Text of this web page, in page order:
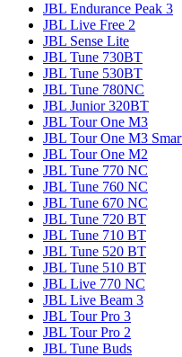
JBL Endurance Peak 3
JBL Live Free 2
JBL Sense Lite
JBL Tune 730BT
JBL Tune 530BT
JBL Tune 780NC
JBL Junior 320BT
JBL Tour One M3
JBL Tour One M3
JBL Tour One M2
JBL Tune 770 NC
JBL Tune 760 NC
JBL Tune 670 NC
JBL Tune 720 BT
JBL Tune 710 BT
JBL Tune 520 BT
JBL Tune 510 BT
JBL Live 770 NC
JBL Live Beam 3
JBL Tour Pro 3
JBL Tour Pro 2
JBL Tune Buds